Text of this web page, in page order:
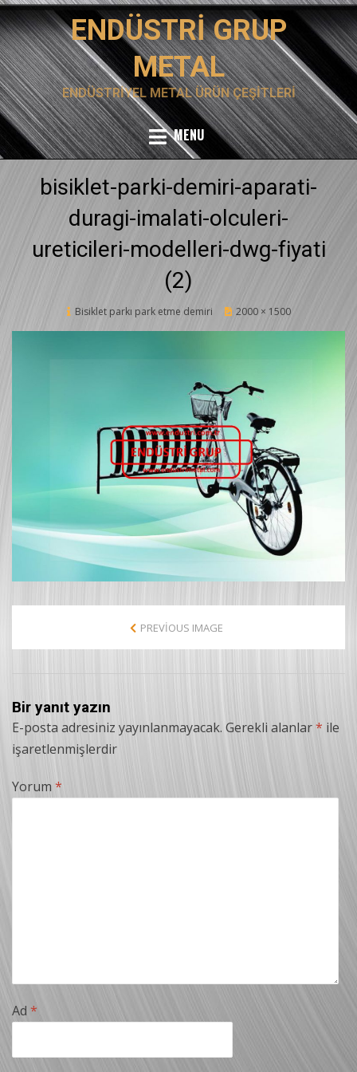
Skip
to
content
ENDÜSTRI GRUP
METAL
ENDÜSTRIYEL METAL ÜRÜN ÇEŞITLERI
MENU
bisiklet-parki-demiri-aparati-
duragi-imalati-olculeri-
ureticileri-modelleri-dwg-fiyati
(2)
Posted
12 Şubat 2020
Bisiklet parkı park etme demiri 2000 × 1500
PREVIOUS IMAGE
Bir yanıt yazın
E-posta adresiniz yayınlanmayacak. Gerekli alanlar* ile
işaretlenmişlerdir
Yorum *
Ad *